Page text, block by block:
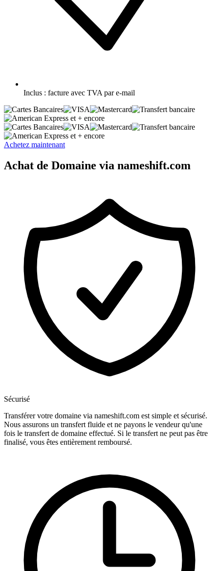
Inclus : facture avec TVA par e-mail
et + encore
et + encore
Achetez maintenant
Achat de Domaine via nameshift.com
Sécurisé
Transférer votre domaine via nameshift.com est simple et sécurisé.
Nous assurons un transfert fluide et ne payons le vendeur qu'une
fois le transfert de domaine effectué. Si le transfert ne peut pas être
finalisé, vous êtes entièrement remboursé.